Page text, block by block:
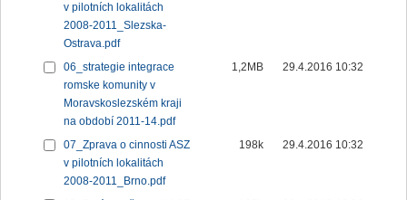
v pilotních lokalitách
2008-2011_Slezska-
Ostrava.pdf
06_strategie integrace
romske komunity v
Moravskoslezském kraji
na období 2011-14.pdf
1,2MB 29.4.2016 10:32
07_Zprava o cinnosti ASZ
v pilotních lokalitách
2008-2011_Brno.pdf
198k 29.4.2016 10:32